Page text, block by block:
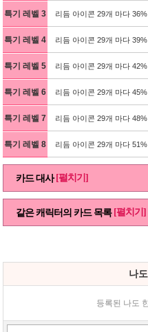
특기 레벨 3 리듬 아이콘 29개 마다
특기 레벨 4 리듬 아이콘 29개 마다
특기 레벨 5 리듬 아이콘 29개 마다
특기 레벨 6 리듬 아이콘 29개 마다
특기 레벨 7 리듬 아이콘 29개 마다
특기 레벨 8 리듬 아이콘 29개 마다
카드 대사 [펼치기]
같은 캐릭터의 카드 목록 [펼치기]
나
등록된 나도